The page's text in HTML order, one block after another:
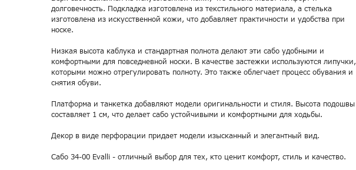
долговечность. Подкладка изготовлена из текстильного материала, а стелька
изготовлена из искусственной кожи, что добавляет практичности и удобства при
носке.
Низкая высота каблука и стандартная полнота делают эти сабо удобными и
комфортными для повседневной носки. В качестве застежки используются липучки,
которыми можно отрегулировать полноту. Это также облегчает процесс обувания и
снятия обуви.
Платформа и танкетка добавляют модели оригинальности и стиля. Высота подошвы
составляет 1 см, что делает сабо устойчивыми и комфортными для ходьбы.
Декор в виде перфорации придает модели изысканный и элегантный вид.
Сабо 34-00 Evalli - отличный выбор для тех, кто ценит комфорт, стиль и качество.